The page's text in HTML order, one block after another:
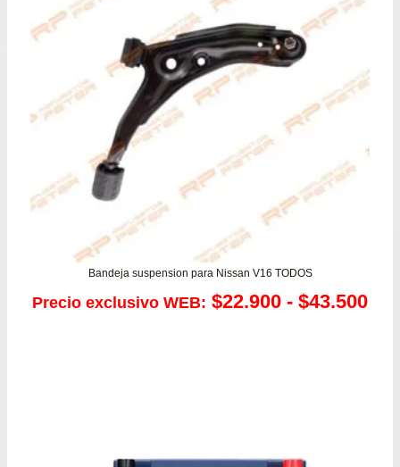
Bandeja suspension para Nissan V16 TODOS
Precio exclusivo WEB: $22.900 - $43.500